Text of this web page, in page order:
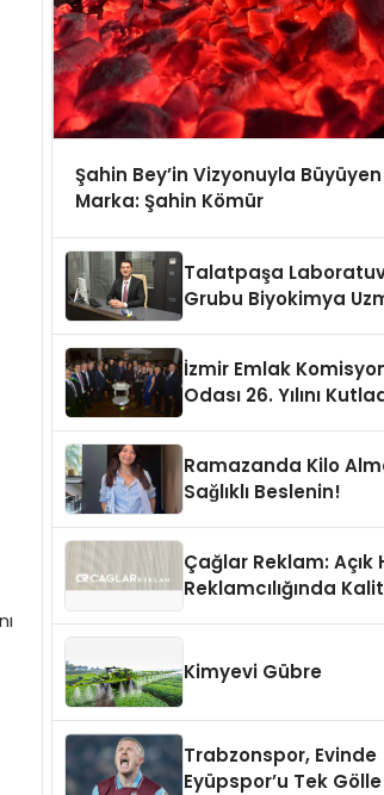
Şahin Bey’in Vizyonuyla
Marka: Şahin Kömür
Talatpaşa
Grubu Biyokimya
İzmir Emlak
Odası 26. Yılını
Ramazanda Kilo
Sağlıklı Beslenin!
Çağlar Reklam: Açık
Reklamcılığında
Kimyevi Gübre
Trabzonspor, Evinde
Eyüpspor’u Tek